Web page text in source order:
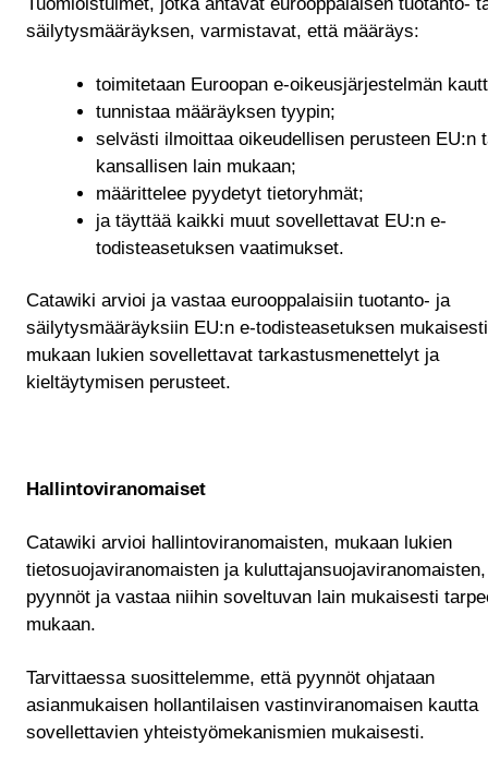
säilytysmääräyksen, varmistavat, että määräys:
toimitetaan Euroopan e-oikeusjärjestelmän
tunnistaa määräyksen tyypin;
selvästi ilmoittaa oikeudellisen perusteen EU:n
kansallisen lain mukaan;
määrittelee pyydetyt tietoryhmät;
ja täyttää kaikki muut sovellettavat EU:n e-
todisteasetuksen vaatimukset.
Catawiki arvioi ja vastaa eurooppalaisiin tuotanto- ja
säilytysmääräyksiin EU:n e-todisteasetuksen
mukaan lukien sovellettavat tarkastusmenettelyt ja
kieltäytymisen perusteet.
Hallintoviranomaiset
Catawiki arvioi hallintoviranomaisten, mukaan lukien
tietosuojaviranomaisten ja kuluttajansuojaviranomaisten,
pyynnöt ja vastaa niihin soveltuvan lain mukaisesti
mukaan.
Tarvittaessa suosittelemme, että pyynnöt ohjataan
asianmukaisen hollantilaisen vastinviranomaisen kautta
sovellettavien yhteistyömekanismien mukaisesti.